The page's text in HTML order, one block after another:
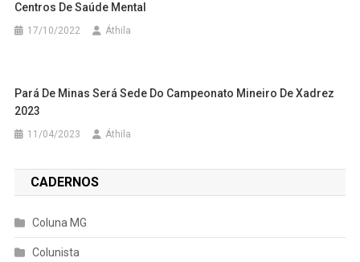
Centros De Saúde Mental
17/10/2022 Áthila
Pará De Minas Será Sede Do Campeonato Mineiro De Xadrez
2023
11/04/2023 Áthila
CADERNOS
Coluna MG
Colunista